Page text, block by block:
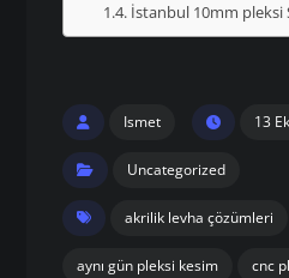
İstanbul 10mm pleksi
Ismet 13
Uncategorized
akrilik levha çözümleri
aynı gün pleksi kesim cnc